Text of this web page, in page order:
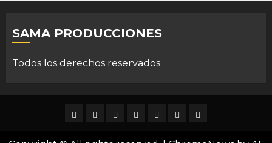
SAMA PRODUCCIONES
Todos los derechos reservados.
DURANGO
NACIONAL
INTERNACIONAL
DEPORTES
ENTRETENIMIENTO
CIENCIAOPINION